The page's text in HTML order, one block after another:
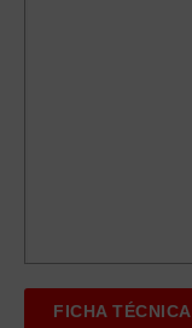
FICHA TÉCNICA